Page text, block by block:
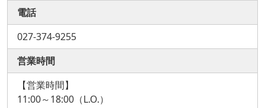
電話
027-374-9255
営業時間
【営業時間】
11:00～18:00（L.O.）